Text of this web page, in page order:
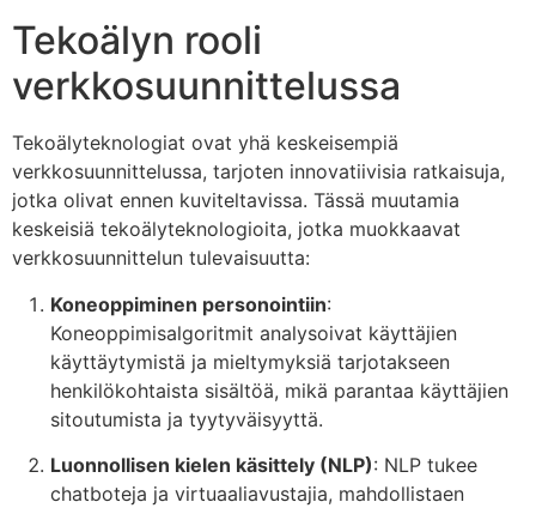
Tekoälyn rooli
verkkosuunnittelussa
Tekoälyteknologiat ovat yhä keskeisempiä
verkkosuunnittelussa, tarjoten innovatiivisia ratkaisuja,
jotka olivat ennen kuviteltavissa. Tässä muutamia
keskeisiä tekoälyteknologioita, jotka muokkaavat
verkkosuunnittelun tulevaisuutta:
Koneoppiminen personointiin:
Koneoppimisalgoritmit analysoivat käyttäjien
käyttäytymistä ja mieltymyksiä tarjotakseen
henkilökohtaista sisältöä, mikä parantaa käyttäjien
sitoutumista ja tyytyväisyyttä.
Luonnollisen kielen käsittely (NLP): NLP tukee
chatboteja ja virtuaaliavustajia, mahdollistaen